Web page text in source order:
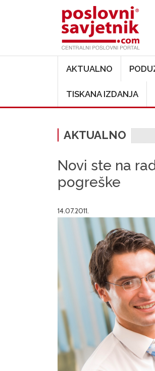
AKTUALNO
TISKANA IZDANJA
AKTUALNO
Novi ste na
pogreške
14.07.2011.